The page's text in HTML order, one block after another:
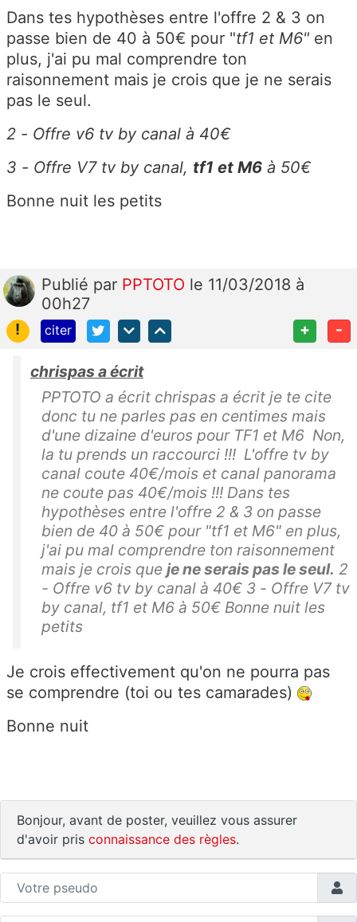
Dans tes hypothèses entre l'offre 2 & 3 on
passe bien de 40 à 50€ pour "tf1 et M6" en
plus, j'ai pu mal comprendre ton
raisonnement mais je crois que je ne serais
pas le seul.
2 - Offre v6 tv by canal à 40€
3 - Offre V7 tv by canal, tf1 et M6 à 50€
Bonne nuit les petits
Publié par PPTOTO le 11/03/2018 à
00h27
!
citer + -
chrispas a écrit
PPTOTO a écrit chrispas a écrit je te cite
donc tu ne parles pas en centimes mais
d'une dizaine d'euros pour TF1 et M6 Non,
la tu prends un raccourci !!! L'offre tv by
canal coute 40€/mois et canal panorama
ne coute pas 40€/mois !!! Dans tes
hypothèses entre l'offre 2 & 3 on passe
bien de 40 à 50€ pour "tf1 et M6" en plus,
j'ai pu mal comprendre ton raisonnement
mais je crois que je ne serais pas le seul. 2
- Offre v6 tv by canal à 40€ 3 - Offre V7 tv
by canal, tf1 et M6 à 50€ Bonne nuit les
petits
Je crois effectivement qu'on ne pourra pas
se comprendre (toi ou tes camarades)
Bonne nuit
Bonjour, avant de poster, veuillez vous assurer
d'avoir pris connaissance des règles.